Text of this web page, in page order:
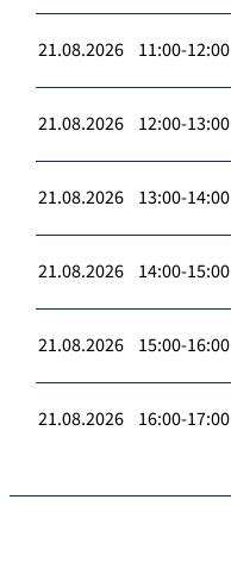
21.08.2026 11:00-12:00
21.08.2026 12:00-13:00
21.08.2026 13:00-14:00
21.08.2026 14:00-15:00
21.08.2026 15:00-16:00
21.08.2026 16:00-17:00